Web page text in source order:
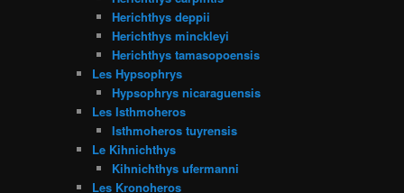
Herichthys deppii
Herichthys minckleyi
Herichthys tamasopoensis
Les Hypsophrys
Hypsophrys nicaraguensis
Les Isthmoheros
Isthmoheros tuyrensis
Le Kihnichthys
Kihnichthys ufermanni
Les Kronoheros